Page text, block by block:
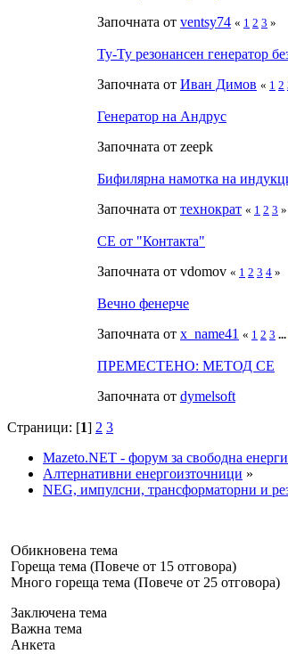
Започната от ventsy74 « 1 2 3 »
Ту-Ту резонансен генератор
Започната от Иван Димов « 1 2
Генератор на Андрус
Започната от zeepk
Бифилярна намотка на
Започната от технократ « 1 2 3 »
СЕ от "Контакта"
Започната от vdomov « 1 2 3 4 »
Вечно фенерче
Започната от x_name41 « 1 2 3 ...
ПРЕМЕСТЕНО: МЕТОД СЕ
Започната от dymelsoft
Страници: [1] 2 3
Mazeto.NET - форум за свободна
Алтернативни енергоизточници »
NEG, импулсни, трансформаторни и
Обикновена тема
Гореща тема (Повече от 15 отговора)
Много гореща тема (Повече от 25 отговора)
Заключена тема
Важна тема
Анкета